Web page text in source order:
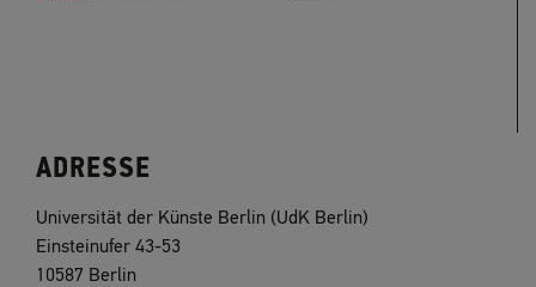
ADRESSE
Universität der Künste Berlin (UdK Berlin)
Einsteinufer 43-53
10587 Berlin